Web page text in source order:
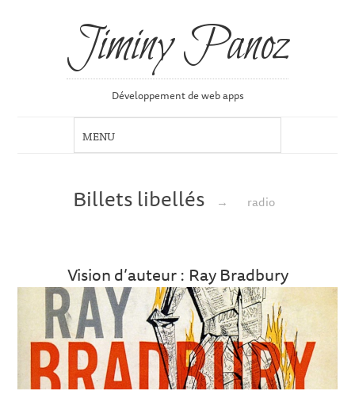
Jiminy Panoz
Développement de web apps
Billets libellés → radio
Vision d’auteur : Ray Bradbury